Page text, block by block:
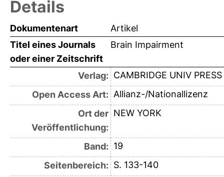
Details
Dokumentenart
Artikel
Titel eines Journals
oder einer Zeitschrift
Brain Impairment
Verlag: CAMBRIDGE UNIV PRESS
Open Access Art: Allianz-/Nationallizenz
Ort der
Veröffentlichung:
NEW YORK
Band: 19
Seitenbereich: S. 133-140